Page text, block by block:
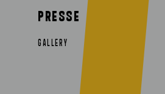
PRESSE
GALLERY